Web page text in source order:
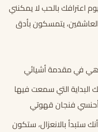
اعترافك بالحب لا يمكنني
يتمسكون بأدق
هي في مقدمة أشيائي
البداية التي سمعت فيها
أحنسي فنجان قهوتي
ستبدأ بالانعزال، ستكون